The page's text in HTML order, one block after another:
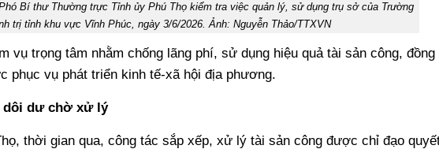
Bí thư Thường trực Tỉnh ủy Phú Thọ kiểm tra việc quản lý, sử dụng trụ sở của Trường
trị tỉnh khu vực Vĩnh Phúc, ngày 3/6/2026. Ảnh: Nguyễn Thảo/TTXVN
vụ trọng tâm nhằm chống lãng phí, sử dụng hiệu quả tài sản công, đồng
phục vụ phát triển kinh tế-xã hội địa phương.
dôi dư chờ xử lý
thời gian qua, công tác sắp xếp, xử lý tài sản công được chỉ đạo